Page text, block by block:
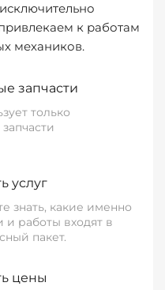
к работам
механиков.
запчасти
только
услуг
знать, какие именно
и работы входят в
пакет.
цены